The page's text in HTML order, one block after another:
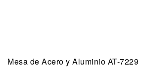
Mesa de Acero y Aluminio AT-7229